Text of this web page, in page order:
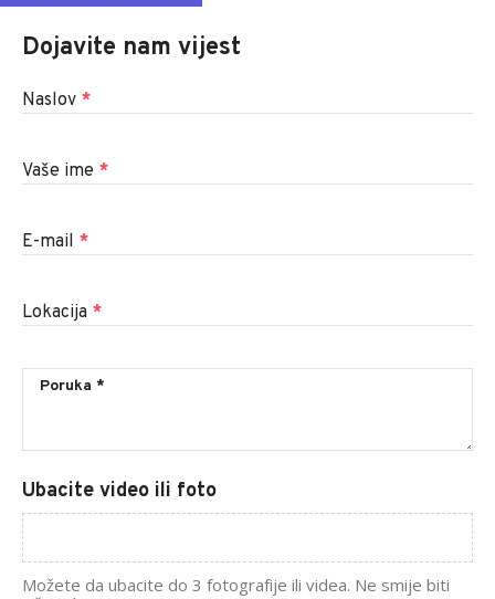
Dojavite nam vijest
Naslov *
Vaše ime *
E-mail *
Lokacija *
Ubacite video ili foto
Možete da ubacite do 3 fotografije ili videa. Ne smije biti